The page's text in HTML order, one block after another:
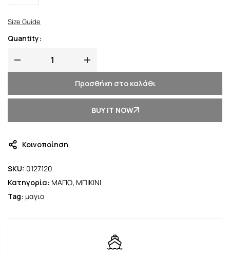
Size Guide
Quantity:
Προσθήκη στο καλάθι
BUY IT NOW
Κοινοποίηση
SKU: 0127120
Κατηγορία: ΜΑΓΙΟ, ΜΠΙΚΙΝΙ
Tag: μαγιο